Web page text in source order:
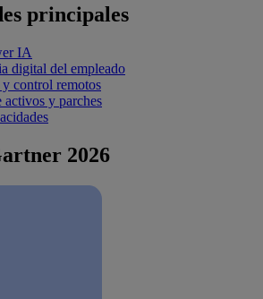
principales
IA
digital del empleado
control remotos
activos y parches
2026